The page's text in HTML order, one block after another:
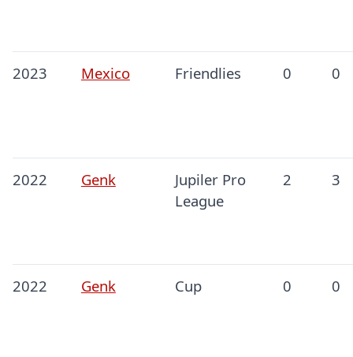
2023 Mexico Friendlies 0 0
2022 Genk
Jupiler Pro
League
2 3
2022 Genk Cup 0 0